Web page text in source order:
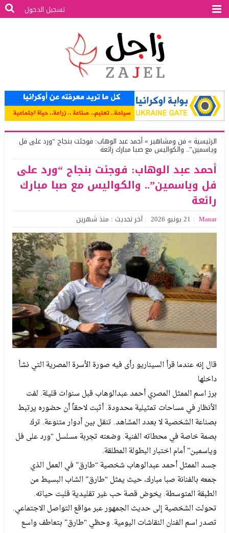
تسجيل الدخول
الرئيسية » فن ومشاهير »أحمد عبد الوهاب: فوجئت بنجاح “ورد على فل
وياسمين”.. والكواليس مع صبا مبارك رائعة
أحمد عبد الوهاب: فوجئت بنجاح “ورد على
فل وياسمين”.. والكواليس مع صبا مبارك
رائعة
Manar 21 يونيو 2026 آخر تحديث : منذ شهرين
قال إنه عندما قرأ السيناريو رأى فيه صورة الأسرة المصرية التي نشأ
داخلها
برز اسم الممثل المصري أحمد عبدالوهاب قبل سنوات قليلة. لفت
الأنظار في مساحات تمثيلية محدودة. أثبت لاحقاً أن حضوره يرتبط
بصناعة الشخصية لا بعدد المشاهد. تنقل بين أدوار متنوعة. ترك
بصمة خاصة في محطاته الفنية. وضعته تجربة مسلسل “ورد على فل
وياسمين” أمام اختبار البطولة المطلقة.
جسد الممثل أحمد عبدالوهاب شخصية “طارق” في العمل الذي
جمعه بالفنانة صبا مبارك، حيث يمثل “طارق” الشاب البسيط من
الطبقة المتوسطة. يخوض قصة حب غير تقليدية قلبت حياته.
تحولت الشخصية إلى حديث الجمهور عبر مواقع التواصل الاجتماعي.
تصدر اسم الفنان النقاشات اليومية. وحظي “طارق” بتعاطف واسع